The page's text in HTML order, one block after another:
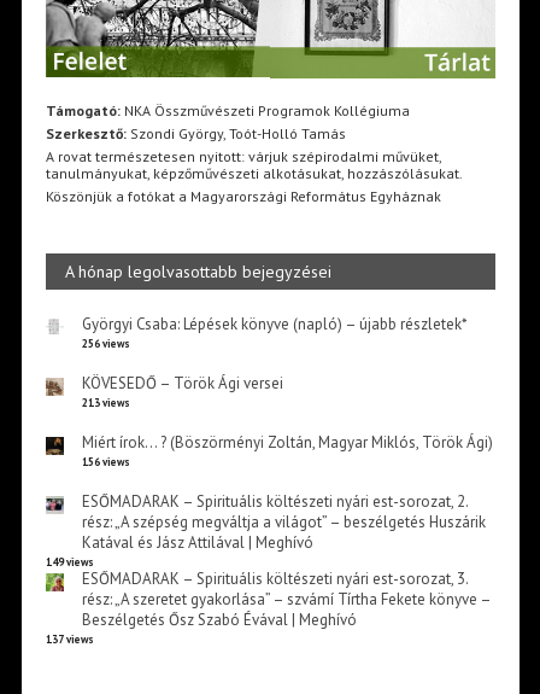
Támogató:NKA Összművészeti Programok Kollégiuma
Szerkesztő:Szondi György, Toót-Holló Tamás
A rovat természetesen nyitott: várjuk szépirodalmi művüket,
tanulmányukat, képzőművészeti alkotásukat, hozzászólásukat.
Köszönjük a fotókat a Magyarországi Református Egyháznak
A hónap legolvasottabb bejegyzései
Györgyi Csaba: Lépések könyve (napló) – újabb részletek*
256 views
KÖVESEDŐ – Török Ági versei
213 views
Miért írok… ? (Böszörményi Zoltán, Magyar Miklós, Török Ági)
156 views
ESŐMADARAK – Spirituális költészeti nyári est-sorozat, 2.
rész: „A szépség megváltja a világot” – beszélgetés Huszárik
Katával és Jász Attilával | Meghívó
149 views
ESŐMADARAK – Spirituális költészeti nyári est-sorozat, 3.
rész: „A szeretet gyakorlása” – szvámí Tírtha Fekete könyve –
Beszélgetés Ősz Szabó Évával | Meghívó
137 views